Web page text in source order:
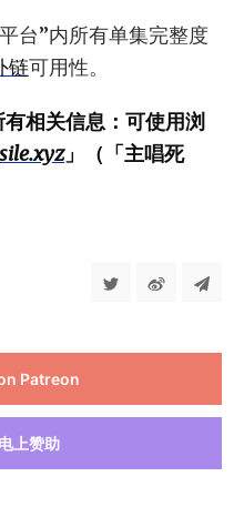
台”内所有单集完整度
链可用性。
相关信息：可使用浏
」（「主唱死
Patreon
上赞助